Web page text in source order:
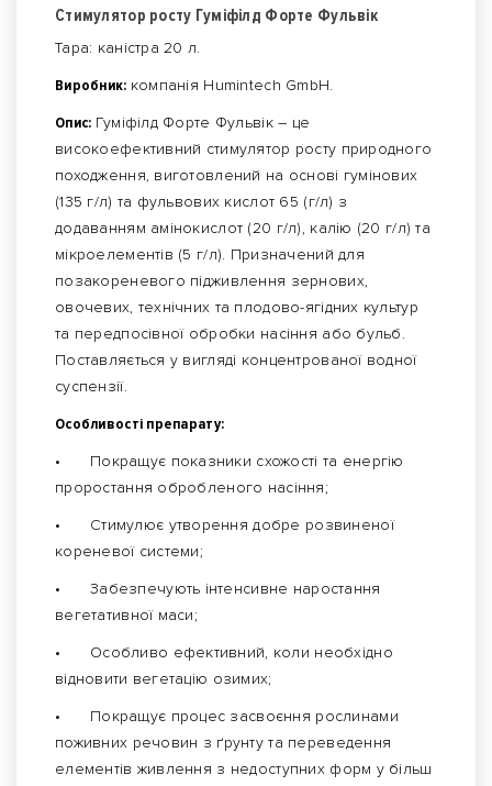
Стимулятор росту Гуміфілд Форте Фульвік
Тара: каністра 20 л.
Виробник: компанія Humintech GmbH.
Опис: Гуміфілд Форте Фульвік – це
високоефективний стимулятор росту природного
походження, виготовлений на основі гумінових
(135 г/л) та фульвових кислот 65 (г/л) з
додаванням амінокислот (20 г/л), калію (20 г/л) та
мікроелементів (5 г/л). Призначений для
позакореневого підживлення зернових,
овочевих, технічних та плодово-ягідних культур
та передпосівної обробки насіння або бульб.
Поставляється у вигляді концентрованої водної
суспензії.
Особливості препарату:
•
Покращує показники схожості та енергію
проростання обробленого насіння;
•
Стимулює утворення добре розвиненої
кореневої системи;
•
Забезпечують інтенсивне наростання
вегетативної маси;
•
Особливо ефективний, коли необхідно
відновити вегетацію озимих;
•
Покращує процес засвоєння рослинами
поживних речовин з ґрунту та переведення
елементів живлення з недоступних форм у більш